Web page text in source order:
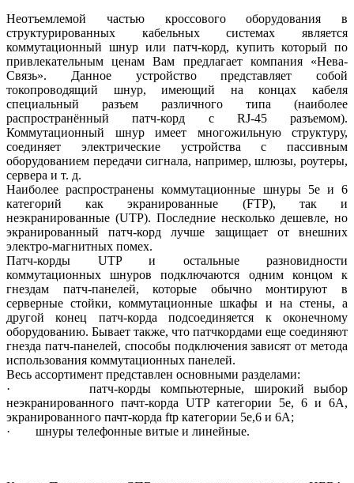
Неотъемлемой
частью кроссового оборудования
в
структурированных
кабельных системах
является
коммутационный шнур или патч-корд, купить который по
привлекательным
ценам Вам предлагает компания«Нева-
Связь». Данное устройство представляет
собой
токопроводящий
шнур,имеющий на концах
кабеля
специальный
разъем различного типа (наиболее
распространённый
патч-корд с RJ-45 разъемом).
Коммутационный
шнур имеет многожильную структуру,
соединяет
электрические устройства с
пассивным
оборудованием передачи сигнала, например,шлюзы,роутеры,
сервера и т. д.
Наиболее распространены коммутационные шнуры 5е и 6
категорий
как экранированные (FTP), так
и
неэкранированные (UTP). Последние несколько дешевле, но
экранированный
патч-корд лучше защищает от
внешних
электро-магнитных помех.
Патч-корды UTP и остальные
разновидности
коммутационных
шнуров подключаются одним концом
к
гнездам
патч-панелей,которые обычно монтируют
в
серверные стойки,коммутационные шкафы и на стены,а
другой
конец патч-корда подсоединяется к
оконечному
оборудованию. Бывает также, что патчкордами еще соединяют
гнезда патч-панелей, способы подключения зависят от метода
использования коммутационных панелей.
Весь ассортимент представлен основными разделами:
· патч-корды компьютерные, широкий
выбор
неэкранированного пачт-корда UTP категории 5е, 6 и 6А,
экранированного пачт-корда ftp категории 5е,6 и 6А;
· шнуры телефонные витые и линейные.